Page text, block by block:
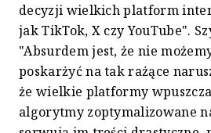
decyzji wielkich platform
jak TikTok, X czy YouTube".
"Absurdem jest, że nie
poskarżyć na tak rażące
że wielkie platformy
algorytmy zoptymalizowane